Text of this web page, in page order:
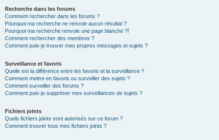
Recherche dans les forums
Comment rechercher dans les forums ?
Pourquoi ma recherche ne renvoie aucun résultat ?
Pourquoi ma recherche renvoie une page blanche ?!
Comment rechercher des membres ?
Comment puis-je trouver mes propres messages et sujets ?
Surveillance et favoris
Quelle est la différence entre les favoris et la surveillance ?
Comment mettre en favoris ou surveiller des sujets ?
Comment surveiller des forums ?
Comment puis-je supprimer mes surveillances de sujets ?
Fichiers joints
Quels fichiers joints sont autorisés sur ce forum ?
Comment trouver tous mes fichiers joints ?